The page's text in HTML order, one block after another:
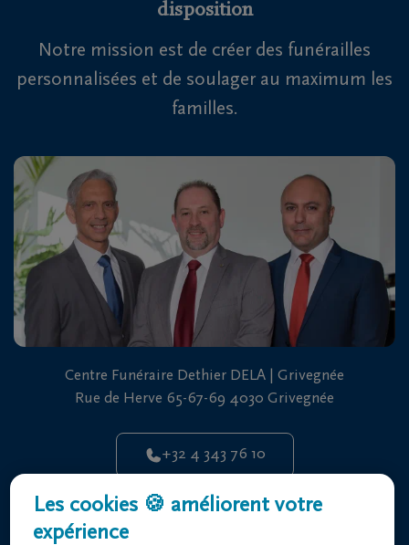
disposition
Notre mission est de créer des funérailles
personnalisées et de soulager au maximum les
familles.
Centre Funéraire Dethier DELA | Grivegnée
Rue de Herve 65-67-69 4030 Grivegnée
+32 4 343 76 10
Rue de la Vaussale 31 4031 Angleur
Les cookies 🍪 améliorent votre
expérience